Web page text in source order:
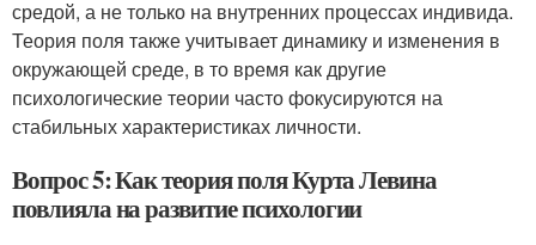
средой, а не только на внутренних процессах индивида.
Теория поля также учитывает динамику и изменения в
окружающей среде, в то время как другие
психологические теории часто фокусируются на
стабильных характеристиках личности.
Вопрос 5: Как теория поля Курта Левина
повлияла на развитие психологии